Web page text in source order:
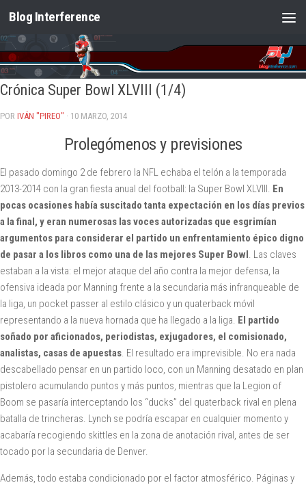
Saltar al contenido
Blog Interference
Crónica Super Bowl XLVIII (1/4)
POR IVÁN "PIREO" · 10 MARZO, 2014
Prolegómenos y previsiones
El pasado domingo 2 de febrero la NFL echaba el telón a la temporada
2013-2014 con la gran fiesta anual del football: la Super Bowl XLVIII. En
pocas ocasiones había suscitado tanta expectación en los días previos
a la final, y eran numerosas las voces autorizadas que esgrimían
argumentos para considerar el partido un enfrentamiento épico digno
de pasar a los libros como una de las mejores Super Bowl. Las claves
estaban a la vista: el mejor ataque del año contra la mejor defensa, la
ofensiva ideada por Manning frente a la secundaria más infranqueable de
la liga, un pocket passer al estilo clásico y un quaterback móvil
representando a la nueva hornada que ha llegado a la liga. El partido
soñado por aficionados, periodistas, exjugadores, el comisionado,
analistas, casas de apuestas. El resultado era imprevisible. No era nada
descabellado pensar en un partido loco, con un Manning desatado en plan
pistolero acumulando puntos y más puntos, mientras que la Legion of
Boom se pasaría interceptando los “ducks” del quaterback rival en plena
batalla de trincheras. Lynch se podría escapar en cualquier momento y
acabaría recogiendo skittles en la zona de anotación rival, antes de ser
tocado por la secundaria de Denver.
Además, todo estaba condicionado por el factor atmosférico. Páginas y